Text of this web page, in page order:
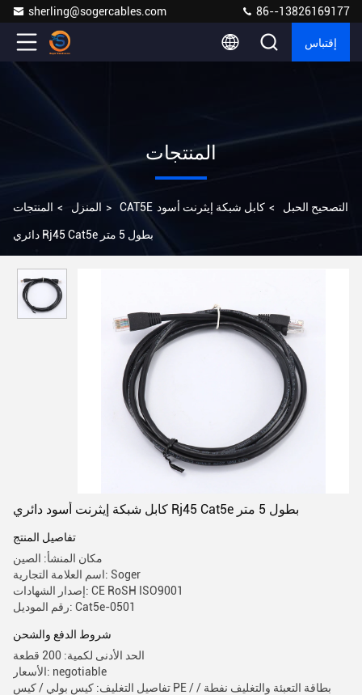
sherling@sogercables.com 86--13826169177
إقتباس
المنتجات
المنزل > المنتجات > CAT5E التصحيح الحبل > كابل شبكة إيثرنت أسود
دائري Rj45 Cat5e بطول 5 متر
كابل شبكة إيثرنت أسود دائري Rj45 Cat5e بطول 5 متر
تفاصيل المنتج
مكان المنشأ: الصين
اسم العلامة التجارية: Soger
إصدار الشهادات: CE RoSH ISO9001
رقم الموديل: Cat5e-0501
شروط الدفع والشحن
الحد الأدنى لكمية: 200 قطعة
الأسعار: negotiable
تفاصيل التغليف: كيس بولي / كيس PE / بطاقة التعبئة والتغليف نفطة /